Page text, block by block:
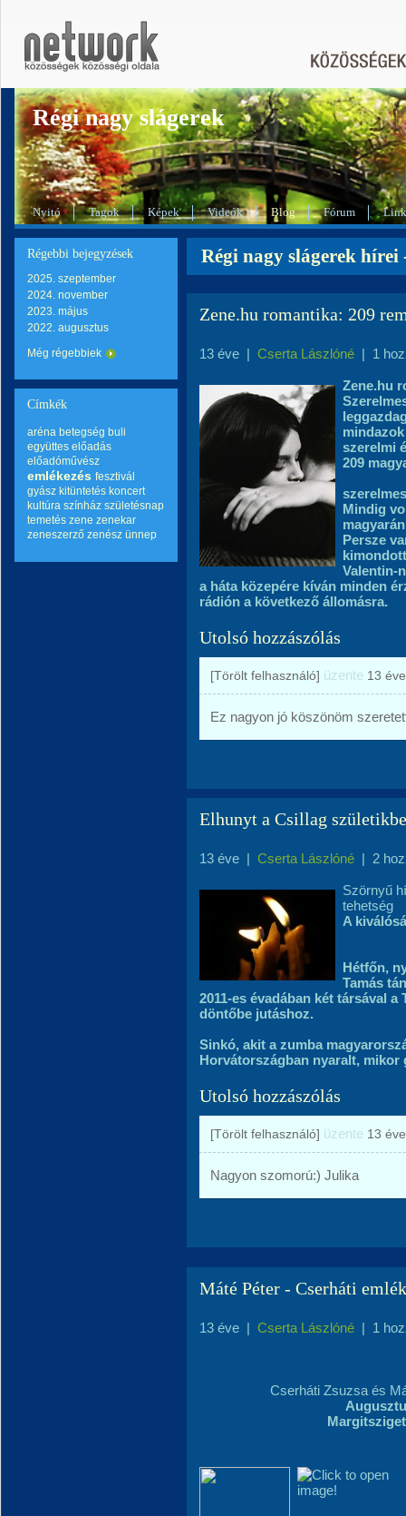
Régi nagy slágerek
Nyitó Tagok Képek Videók Blog Fórum
Régebbi bejegyzések
2025. szeptember
2024. november
2023. május
2022. augusztus
Még régebbiek
Címkék
aréna betegség buli
együttes előadás
előadóművész
emlékezés fesztivál
gyász kitüntetés koncert
kultúra színház születésnap
temetés zene zenekar
zeneszerző zenész ünnep
Régi nagy slágerek hírei
Zene.hu romantika: 209
13 éve | Cserta Lászlóné | 1
Zene.hu
szerelmi
209
Mindig
Persze
Valentin-
a háta közepére kíván minden
rádión a következő állomásra.
Utolsó hozzászólás
[Törölt felhasználó] üzente 13 éve
Ez nagyon jó köszönöm
Elhunyt a Csillag
13 éve | Cserta Lászlóné | 2
Szörnyű
tehetség
A
Hétfőn,
Tamás
2011-es évadában két társával
döntőbe jutáshoz.
Sinkó, akit a zumba
Horvátországban nyaralt, mikor
Utolsó hozzászólás
[Törölt felhasználó] üzente 13 éve
Nagyon szomorú:) Julika
Máté Péter - Cserháti
13 éve | Cserta Lászlóné | 1
Cserháti Zsuzsa és